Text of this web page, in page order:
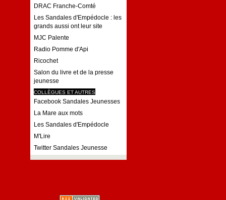
DRAC Franche-Comté
Les Sandales d'Empédocle : les
grands aussi ont leur site
MJC Palente
Radio Pomme d'Api
Ricochet
Salon du livre et de la presse
jeunesse
COLLÈGUES ET AUTRES
Facebook Sandales Jeunesses
La Mare aux mots
Les Sandales d'Empédocle
M'Lire
Twitter Sandales Jeunesse